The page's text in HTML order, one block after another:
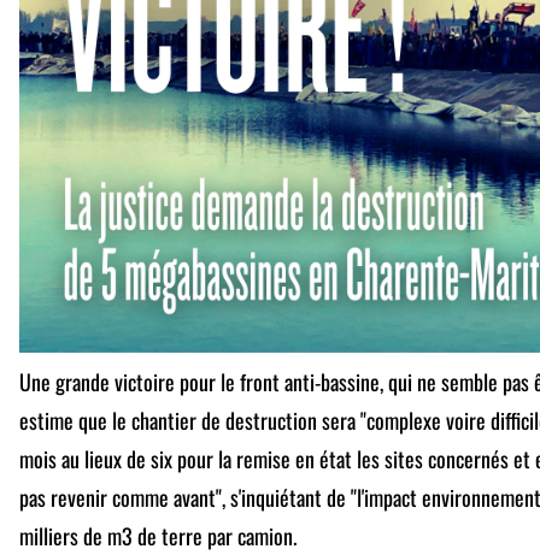
Une grande victoire pour le front anti-bassine, qui ne semble
estime que le chantier de destruction sera "complexe voire
mois au lieux de six pour la remise en état les sites concernés
pas revenir comme avant", s'inquiétant de "l'impact
milliers de m3 de terre par camion.